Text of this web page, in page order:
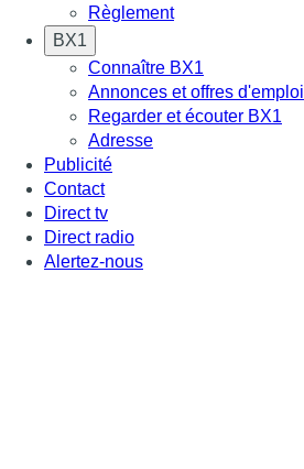
Règlement
BX1
Connaître BX1
Annonces et offres d'emploi
Regarder et écouter BX1
Adresse
Publicité
Contact
Direct tv
Direct radio
Alertez-nous